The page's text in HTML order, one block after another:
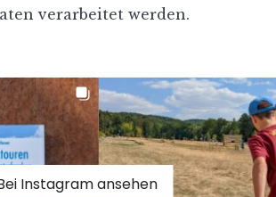
verarbeitet werden.
Instagram ansehen